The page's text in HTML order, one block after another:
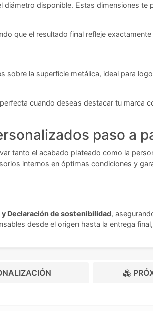
diámetro disponible. Estas dimensiones
que el resultado final refleje
sobre la superficie metálica, ideal para
cuando deseas destacar tu
paso a
tanto el acabado plateado como la
internos en óptimas condiciones y
y Declaración de sostenibilidad,
desde el origen hasta la entrega